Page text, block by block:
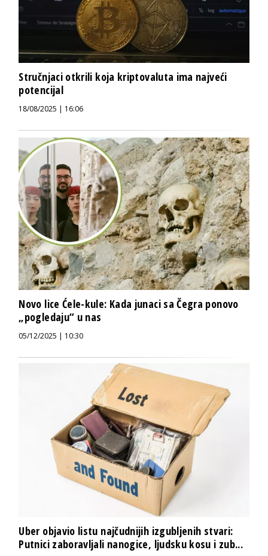
Stručnjaci otkrili koja kriptovaluta ima najveći
potencijal
18/08/2025 | 16:06
Novo lice Ćele-kule: Kada junaci sa Čegra ponovo
„pogledaju“ u nas
05/12/2025 | 10:30
Uber objavio listu najčudnijih izgubljenih stvari:
Putnici zaboravljali nanogice, ljudsku kosu i zub...